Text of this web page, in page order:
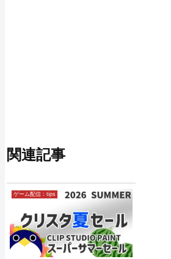
関連記事
ゲーム配信：tips